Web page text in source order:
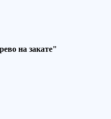
на закате"